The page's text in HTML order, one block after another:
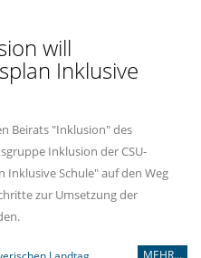
will
Inklusive
Beirats "Inklusion" des
Inklusion der CSU-
Schule" auf den Weg
zur Umsetzung der